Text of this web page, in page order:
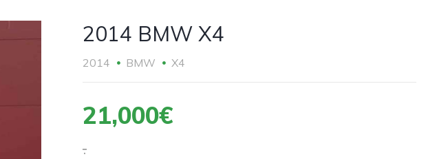
2014 BMW X4
2014 BMW X4
21,000€
.